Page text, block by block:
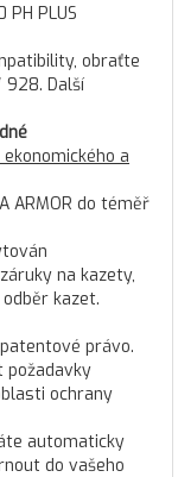
PH PLUS
obraťte
928. Další
a
ARMOR do téměř
na kazety,
kazet.
právo.
požadavky
ochrany
automaticky
do vašeho